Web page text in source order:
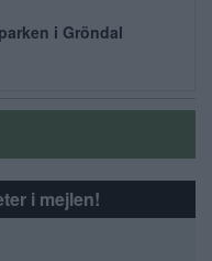
i Gröndal
i mejlen!